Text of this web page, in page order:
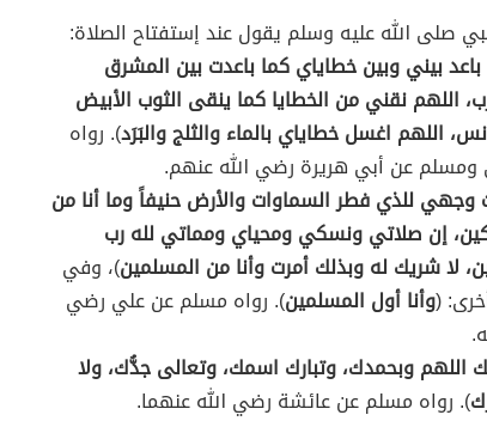
صلى الله عليه وسلم يقول عند إستفتاح الصلاة:
باعد بيني وبين خطاياي كما باعدت بين المشرق
اللهم نقني من الخطايا كما ينقى الثوب الأبيض
اللهم اغسل خطاياي بالماء والثلج والبَرَد). رواه
ومسلم عن أبي هريرة رضي الله عنهم.
للذي فطر السماوات والأرض حنيفاً وما أنا من
إن صلاتي ونسكي ومحياي ومماتي لله رب
لا شريك له وبذلك أمرت وأنا من المسلمين)، وفي
(وأنا أول المسلمين). رواه مسلم عن علي رضي
اللهم وبحمدك، وتبارك اسمك، وتعالى جدُّك، ولا
). رواه مسلم عن عائشة رضي الله عنهما.